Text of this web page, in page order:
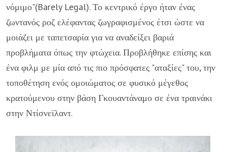
νόμιμο"(Barely Legal). Το κεντρικό έργο ήταν ένας
ζωντανός ροζ ελέφαντας ζωγραφισμένος έτσι ώστε να
μοιάζει με ταπετσαρία για να αναδείξει βαριά
προβλήματα όπως την φτώχεια. Προβλήθηκε επίσης και
ένα φιλμ με μία από τις πιο πρόσφατες "αταξίες" του, την
τοποθέτηση ενός ομοιώματος σε φυσικό μέγεθος
κρατούμενου στην βάση Γκουαντάναμο σε ένα τραινάκι
στην Ντίσνεϊλαντ.